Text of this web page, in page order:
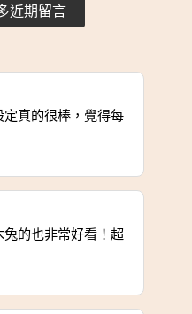
近期留言
真的很棒，覺得每
的也非常好看！超